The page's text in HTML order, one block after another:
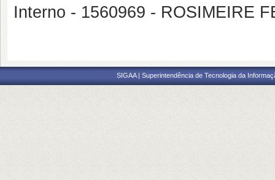
Interno - 1560969 - ROSIMEIRE
SIGAA | Superintendência de Tecnologia da